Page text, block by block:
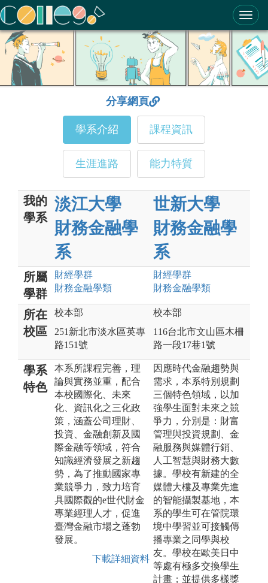
ColleGo! 大學選才與高中育才輔助系統
分享網頁
學系介紹 課程資訊
生涯進路 能力特質
我的
學系
淡江大學
財務金融學
系
世新大學
財務金融學
系
所屬
學群
財經學群
財務金融學類
財經學群
財務金融學類
所在
校區
校本部
251新北市淡水區英專
路151號
校本部
116台北市文山區木柵
路一段17巷1號
學系
特色
本系所課程完善，理
論與實務並重，配合
本校國際化、未來
化、資訊化之三化政
策，涵蓋公司理財、
投資、金融創新及國
際金融等領域，符合
知識經濟發展之新趨
勢，為了推動國家專
業競爭力，致力培育
具國際觀的e世代財金
專業經理人才，促進
臺灣金融市場之蓬勃
發展。
下載詳細資料
因應時代金融趨勢與
需求，本系特別規劃
三個特色領域，以加
強學生面對未來之競
爭力，分別是：財富
管理與投資規劃、金
融服務與媒體行銷、
人工智慧與財務大數
據。學校有新建的全
媒體大樓及專業先進
的智能攝製基地，本
系的學生可在管院環
境中學習並可接觸傳
播專業之同學與校
友。學校在歐美日中
等處有極多交換學生
計畫；並提供多樣獎